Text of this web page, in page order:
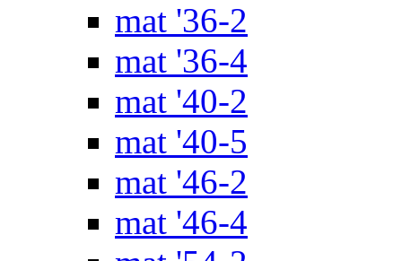
mat '36-2
mat '36-4
mat '40-2
mat '40-5
mat '46-2
mat '46-4